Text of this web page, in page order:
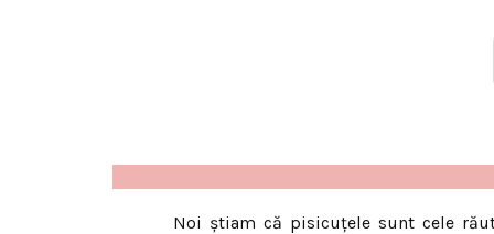
Noi știam că pisicuțele sunt cele